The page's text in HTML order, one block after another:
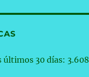
últimos 30 días: 3.608